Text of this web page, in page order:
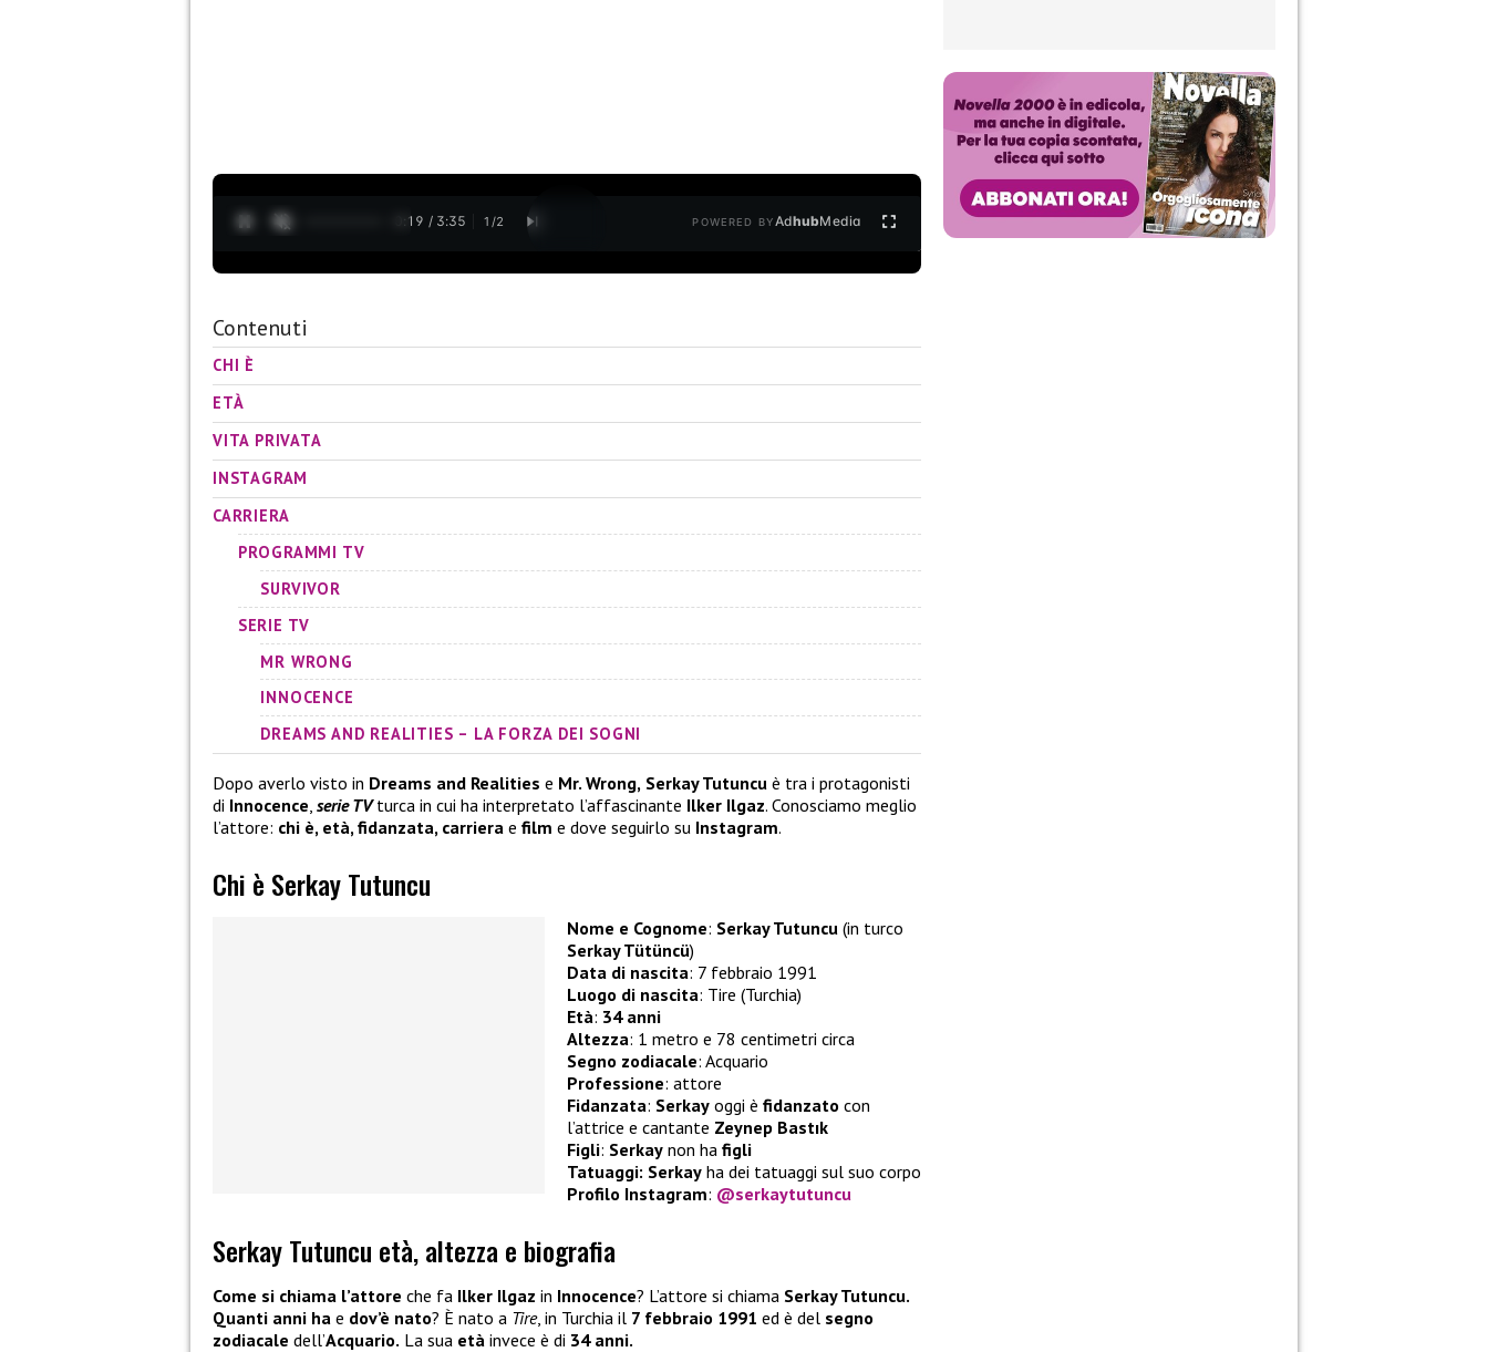
0:20 / 3:35 1 /2 POWERED BYAdhubMedia
Contenuti
CHI È
ETÀ
VITA PRIVATA
INSTAGRAM
CARRIERA
PROGRAMMI TV
SURVIVOR
SERIE TV
MR WRONG
INNOCENCE
DREAMS AND REALITIES – LA FORZA DEI SOGNI
Dopo averlo visto in Dreams and Realities e Mr. Wrong, Serkay Tutuncu è tra i protagonisti
di Innocence, serie TVturca in cui ha interpretato l’affascinante Ilker Ilgaz. Conosciamo meglio
l’attore: chi è, età, fidanzata, carriera e film e dove seguirlo su Instagram.
Chi è Serkay Tutuncu
Nome e Cognome: Serkay Tutuncu (in turco
Serkay Tütüncü)
Data di nascita: 7 febbraio 1991
Luogo di nascita: Tire (Turchia)
Età: 34 anni
Altezza: 1 metro e 78 centimetri circa
Segno zodiacale: Acquario
Professione: attore
Fidanzata: Serkay oggi è fidanzato con
l’attrice e cantante Zeynep Bastık
Figli: Serkay non ha figli
Tatuaggi: Serkay ha dei tatuaggi sul suo corpo
Profilo Instagram: @serkaytutuncu
Serkay Tutuncu età, altezza e biografia
Come si chiama l’attore che fa Ilker Ilgaz in Innocence? L’attore si chiama Serkay Tutuncu.
Quanti anni ha e dov’è nato? È nato a Tire, in Turchia il 7 febbraio 1991 ed è del segno
zodiacale dell’Acquario. La sua età invece è di 34 anni.